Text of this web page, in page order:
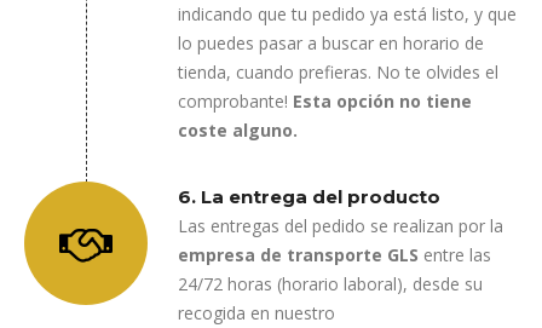
indicando que tu pedido ya está listo, y que
lo puedes pasar a buscar en horario de
tienda, cuando prefieras. No te olvides el
comprobante! Esta opción no tiene
coste alguno.
6. La entrega del producto
Las entregas del pedido se realizan por la
empresa de transporte GLS entre las
24/72 horas (horario laboral), desde su
recogida en nuestro